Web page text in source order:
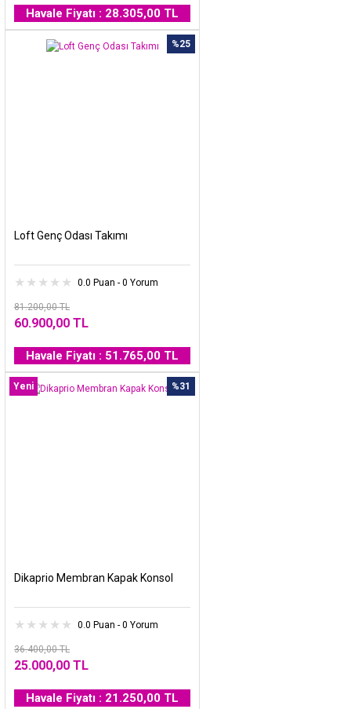
Havale Fiyatı : 28.305,00 TL
%25
Loft Genç Odası Takımı
0.0 Puan - 0 Yorum
81.200,00 TL
60.900,00 TL
Havale Fiyatı : 51.765,00 TL
%31
Yeni
Dikaprio Membran Kapak Konsol
0.0 Puan - 0 Yorum
36.400,00 TL
25.000,00 TL
Havale Fiyatı : 21.250,00 TL